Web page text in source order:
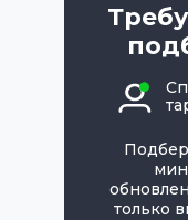
только